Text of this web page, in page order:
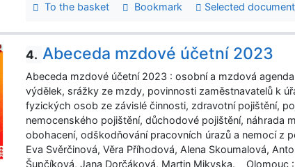
To the basket Bookmark Selected
4. Abeceda mzdové účetní 2023
Abeceda mzdové účetní 2023 : osobní a mzdová
výdělek, srážky ze mzdy, povinnosti zaměstnavatelů k
fyzických osob ze závislé činnosti, zdravotní pojištění,
nemocenského pojištění, důchodové pojištění, náhrada
obohacení, odškodňování pracovních úrazů a nemocí z
Eva Svěrčinová, Věra Příhodová, Alena Skoumalová,
Šupčíková, Jana Dorčáková, Martin Mikyska. Olomouc